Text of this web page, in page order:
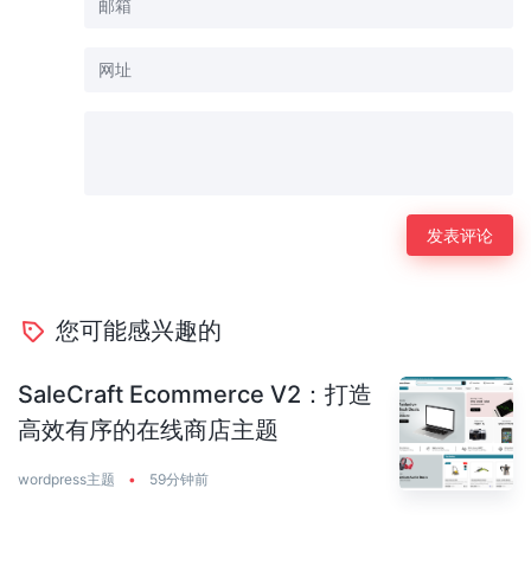
您可能感兴趣的
SaleCraft Ecommerce V2：打造
高效有序的在线商店主题
wordpress主题 • 59分钟前